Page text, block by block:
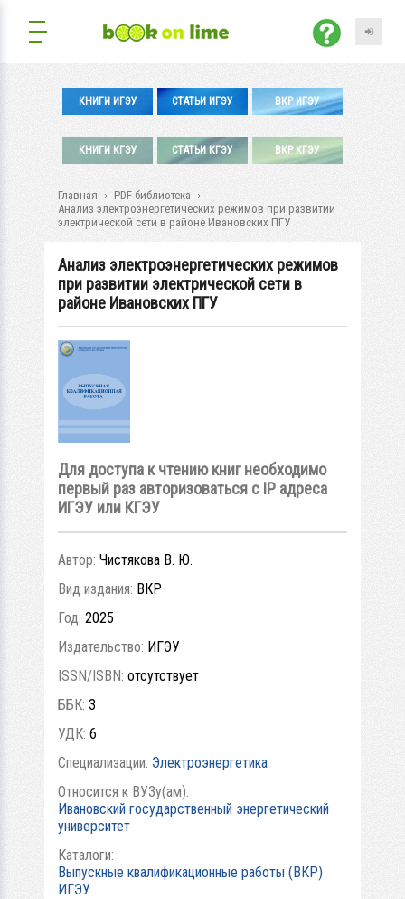
КНИГИ ИГЭУ СТАТЬИ ИГЭУ ВКР ИГЭУ
КНИГИ КГЭУ СТАТЬИ КГЭУ ВКР КГЭУ
Главная
PDF-библиотека
Анализ электроэнергетических режимов при развитии
электрической сети в районе Ивановских ПГУ
Анализ электроэнергетических режимов
при развитии электрической сети в
районе Ивановских ПГУ
Для доступа к чтению книг необходимо
первый раз авторизоваться с IP адреса
ИГЭУ или КГЭУ
Автор: Чистякова В. Ю.
Вид издания: ВКР
Год: 2025
Издательство: ИГЭУ
ISSN/ISBN: отсутствует
ББК: 3
УДК: 6
Специализации: Электроэнергетика
Относится к ВУЗу(ам):
Ивановский государственный энергетический
университет
Каталоги:
Выпускные квалификационные работы (ВКР)
ИГЭУ